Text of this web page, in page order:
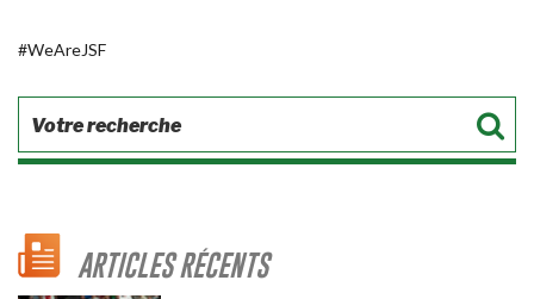
#WeAreJSF
ARTICLES RÉCENTS